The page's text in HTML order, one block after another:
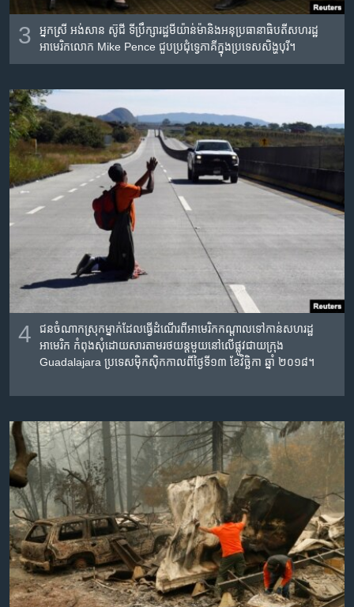
3
អ្នកស្រី​ អង់សាន​ ស៊ូជី ទីប្រឹក្សារដ្ឋ​មីយ៉ាន់ម៉ា​និង​អនុប្រធានាធិបតី​សហរដ្ឋ​
អាមេរិក​លោក Mike Pence ជួប​ប្រជុំ​ទ្វេភាគី​ក្នុង​ប្រទេស​សិង្ហបុរី​។
4
ជនចំណាក​ស្រុក​ម្នាក់​ដែល​ធ្វើដំណើរ​ពី​អាមេរិក​កណ្តាល​ទៅកាន់​សហរដ្ឋ​
អាមេរិក កំពុង​សុំ​ដោយសារ​តាម​រថយន្ត​មួយ​នៅ​លើ​ផ្លូវជាយ​ក្រុង​
Guadalajara ប្រទេស​ម៉ិកស៊ិក​កាលពី​ថ្ងៃទី​១៣ ខែវិច្ឆិកា​ ឆ្នាំ ២០១៨។